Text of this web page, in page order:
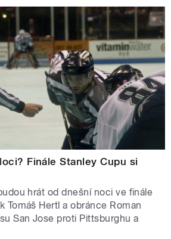
Finále Stanley Cupu si
hrát od dnešní noci ve finále
Tomáš Hertl a obránce Roman
San Jose proti Pittsburghu a